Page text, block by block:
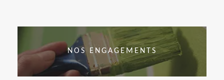
NOS ENGAGEMENTS